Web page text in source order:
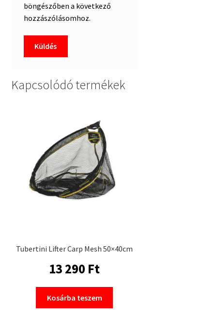
böngészőben a következő
hozzászólásomhoz.
Kapcsolódó termékek
Tubertini Lifter Carp Mesh 50×40cm
13 290 Ft
Kosárba teszem